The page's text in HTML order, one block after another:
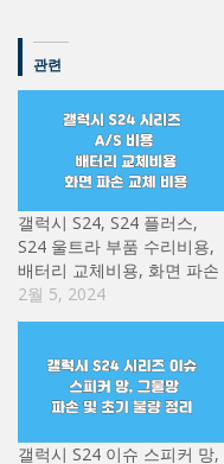
관련
갤럭시 S24, S24 플러스,
S24 울트라 부품 수리비용,
배터리 교체비용, 화면 파손
2월 5, 2024
갤럭시 S24 이슈 스피커 망,